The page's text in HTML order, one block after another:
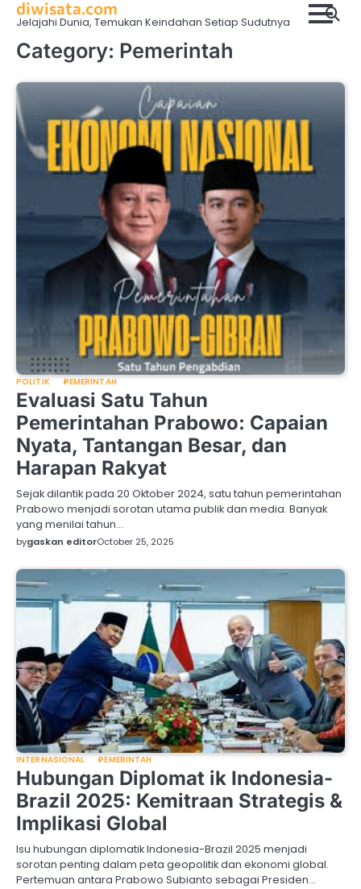
Skip
content
diwisata.com
Jelajahi Dunia, Temukan Keindahan Setiap Sudutnya
Category: Pemerintah
POLITIK PEMERINTAH
Evaluasi Satu Tahun
Pemerintahan Prabowo: Capaian
Nyata, Tantangan Besar, dan
Harapan Rakyat
Sejak dilantik pada 20 Oktober 2024, satu tahun pemerintahan
Prabowo menjadi sorotan utama publik dan media. Banyak
yang menilai tahun…
bygaskan editorOctober 25, 2025
INTERNASIONAL PEMERINTAH
Hubungan Diplomat ik Indonesia-
Brazil 2025: Kemitraan Strategis &
Implikasi Global
Isu hubungan diplomatik Indonesia-Brazil 2025 menjadi
sorotan penting dalam peta geopolitik dan ekonomi global.
Pertemuan antara Prabowo Subianto sebagai Presiden…